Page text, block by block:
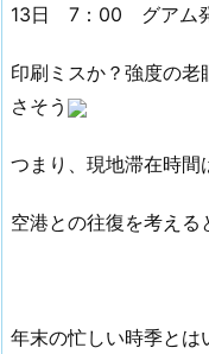
13日 7：00 グアム
印刷ミスか？強度の
さそう
つまり、現地滞在時間
空港との往復を考える
年末の忙しい時季とは